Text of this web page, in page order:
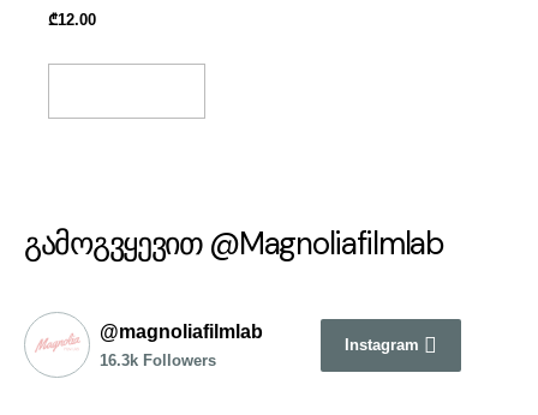
₾12.00
გამოგვყევით @Magnoliafilmlab
@magnoliafilmlab
16.3k Followers
Instagram